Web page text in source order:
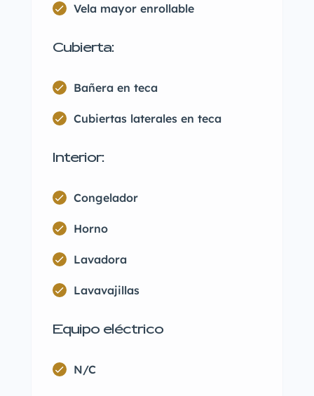
Vela mayor enrollable
Cubierta:
Bañera en teca
Cubiertas laterales en teca
Interior:
Congelador
Horno
Lavadora
Lavavajillas
Equipo eléctrico
N/C